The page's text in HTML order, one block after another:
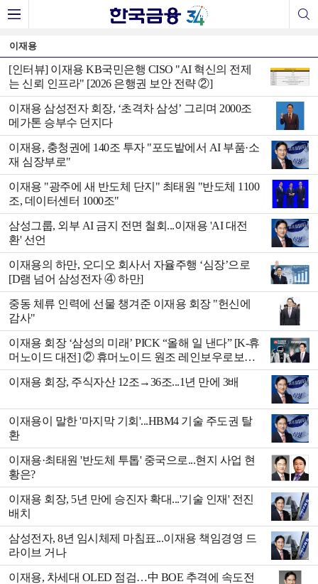
이재용
[인터뷰] 이재용 KB국민은행 CISO "AI 혁신의 전제
는 신뢰 인프라" [2026 은행권 보안 전략 ②]
이재용 삼성전자 회장, ‘초격차 삼성’ 그리며 2000조
메가톤 승부수 던지다
이재용, 충청권에 140조 투자 "포도밭에서 AI 부품·소
재 심장부로"
이재용 "광주에 새 반도체 단지" 최태원 "반도체 1100
조, 데이터센터 1000조"
삼성그룹, 외부 AI 금지 전면 철회...이재용 'AI 대전
환' 선언
이재용의 하만, 오디오 회사서 자율주행 ‘심장ʼ으로
[D램 넘어 삼성전자 ④ 하만]
중동 체류 인력에 선물 챙겨준 이재용 회장 "헌신에
감사"
이재용 회장 ‘삼성의 미래ʼ PICK “올해 일 낸다” [K-휴
머노이드 대전] ② 휴머노이드 원조 레인보우로보틱
스
이재용 회장, 주식자산 12조→36조...1년 만에 3배
이재용이 말한 '마지막 기회'...HBM4 기술 주도권 탈
환
이재용·최태원 '반도체 투톱' 중국으로...현지 사업 현
황은?
이재용 회장, 5년 만에 승진자 확대...'기술 인재' 전진
배치
삼성전자, 8년 임시체제 마침표...이재용 책임경영 드
라이브 거나
이재용, 차세대 OLED 점검…中 BOE 추격에 속도전